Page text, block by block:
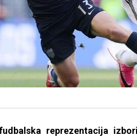
reprezentacija